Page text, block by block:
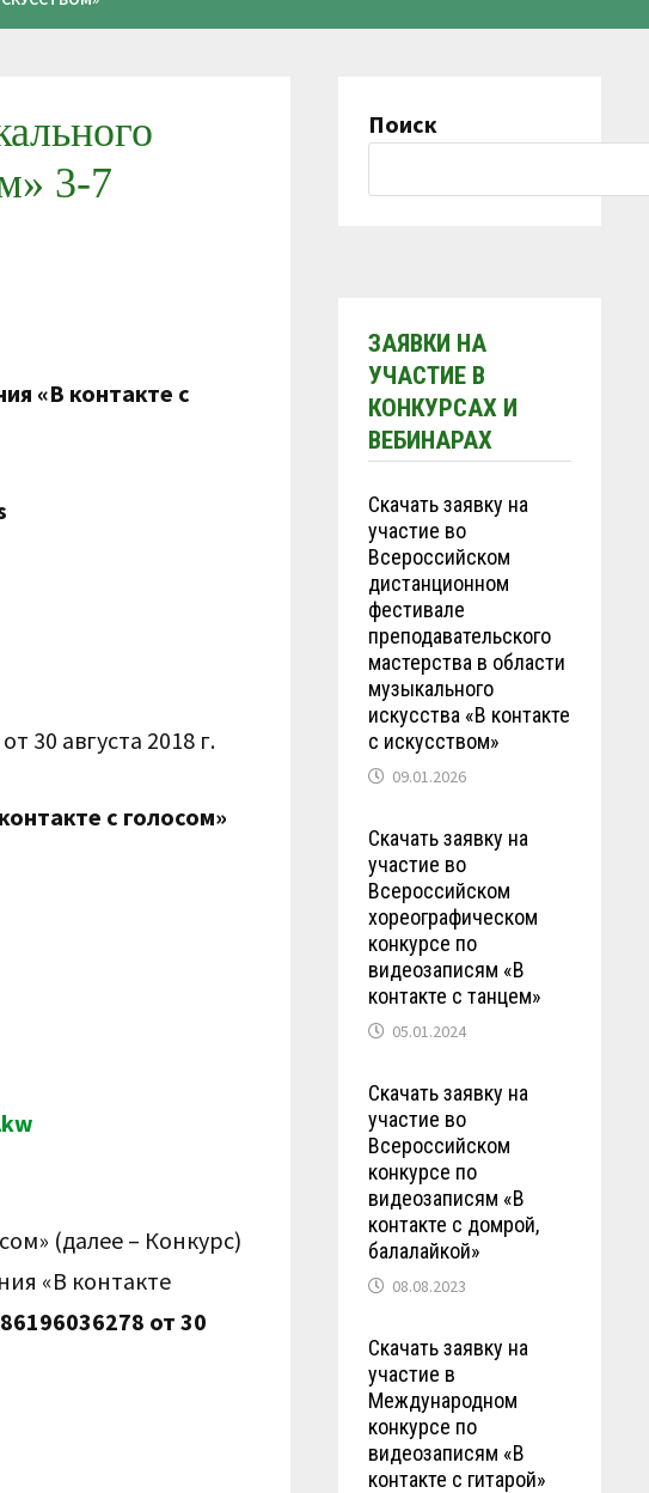
3-7
«В контакте с
30 августа 2018 г.
с голосом»
(далее – Конкурс)
«В контакте
от 30
Поиск
ЗАЯВКИ НА
УЧАСТИЕ В
КОНКУРСАХ И
ВЕБИНАРАХ
Скачать заявку на
участие во
Всероссийском
дистанционном
фестивале
преподавательского
мастерства в области
музыкального
искусства «В контакте
с искусством»
09.01.2026
Скачать заявку на
участие во
Всероссийском
хореографическом
конкурсе по
видеозаписям «В
контакте с танцем»
05.01.2024
Скачать заявку на
участие во
Всероссийском
конкурсе по
видеозаписям «В
контакте с домрой,
балалайкой»
08.08.2023
Скачать заявку на
участие в
Международном
конкурсе по
видеозаписям «В
контакте с гитарой»